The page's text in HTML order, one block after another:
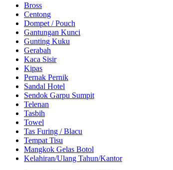
Bross
Centong
Dompet / Pouch
Gantungan Kunci
Gunting Kuku
Gerabah
Kaca Sisir
Kipas
Pernak Pernik
Sandal Hotel
Sendok Garpu Sumpit
Telenan
Tasbih
Towel
Tas Furing / Blacu
Tempat Tisu
Mangkok Gelas Botol
Kelahiran/Ulang Tahun/Kantor